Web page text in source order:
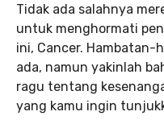
Tidak ada salahnya
untuk menghormati
ini, Cancer. Hambatan-
ada, namun yakinlah
ragu tentang
yang kamu ingin